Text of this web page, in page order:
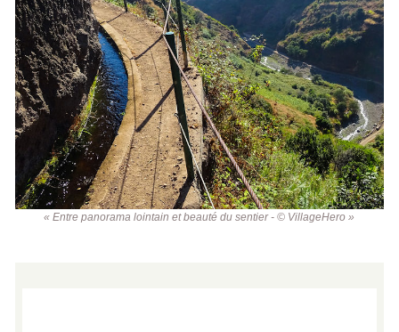
« Entre panorama lointain et beauté du sentier - © VillageHero »